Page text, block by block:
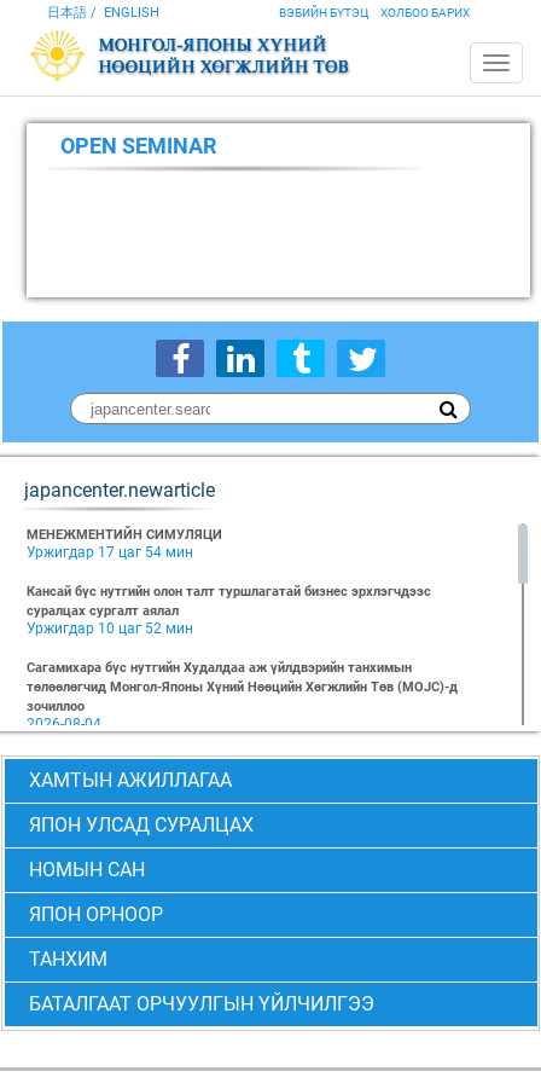
ВЭБИЙН БҮТЭЦ ХОЛБОО БАРИХ
日本語 ENGLISH
OPEN SEMINAR
japancenter.newarticle
МЕНЕЖМЕНТИЙН СИМУЛЯЦИ
Уржигдар 17 цаг 54 мин
Кансай бүс нутгийн олон талт туршлагатай бизнес эрхлэгчдээс
суралцах сургалт аялал
Уржигдар 10 цаг 52 мин
Сагамихара бүс нутгийн Худалдаа аж үйлдвэрийн танхимын
төлөөлөгчид Монгол-Японы Хүний Нөөцийн Хөгжлийн Төв (MOJC)-д
зочиллоо
2026-08-04
"БИЗНЕС БА ХҮНИЙ ЭРХ" Нээлттэй семинарын бүртгэл эхэллээ
2026-07-28
Global Value Chain Бизнесийн практик сургалт
2026 БИЗНЕСИЙН ҮНДСЭН СУРГАЛТ-PMP АНГИ 29 дэх элсэлт
2026-07-08
2026 БИЗНЕСИЙН ҮНДСЭН СУРГАЛТ-УДИРДЛАГЫН АНГИ 29 дэх элсэлт
2026-07-06
МОНГОЛ-ЯПОНЫ ТӨВИЙН БИЗНЕСИЙН ҮНДСЭН СУРГАЛТЫН 28 ДАХЬ
ЭЛСЭЛТИЙН “CEO” болон “PMP” АНГИЙН ТӨГСӨЛТ АМЖИЛТТАЙ БОЛЖ
ӨНДӨРЛӨВ
ХАМТЫН АЖИЛЛАГАА
ЯПОН УЛСАД СУРАЛЦАХ
НОМЫН САН
ЯПОН ОРНООР
ТАНХИМ
БАТАЛГААТ ОРЧУУЛГЫН ҮЙЛЧИЛГЭЭ